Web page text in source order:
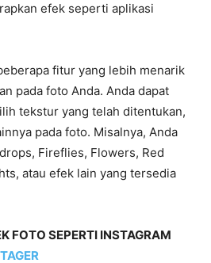
efek seperti aplikasi
fitur yang lebih menarik
pada foto Anda. Anda dapat
tekstur yang telah ditentukan,
pada foto. Misalnya, Anda
Fireflies, Flowers, Red
atau efek lain yang tersedia
FOTO SEPERTI INSTAGRAM